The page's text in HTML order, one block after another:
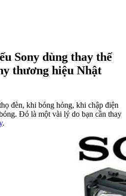
Sony dùng thay thế
thương hiệu Nhật
đèn, khi bóng hỏng, khi chập điện
Đó là một vài lý do bạn cần thay
.